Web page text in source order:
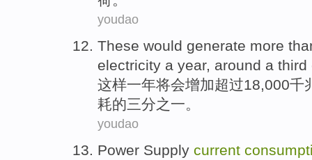
youdao
These would generate more
electricity a year, around a third
这样一年将会增加超过18,000千
耗的三分之一。
youdao
Power Supply current